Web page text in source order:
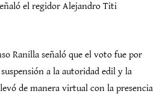
el regidor Alejandro Titi
Ranilla señaló que el voto fue por
a la autoridad edil y la
de manera virtual con la presencia